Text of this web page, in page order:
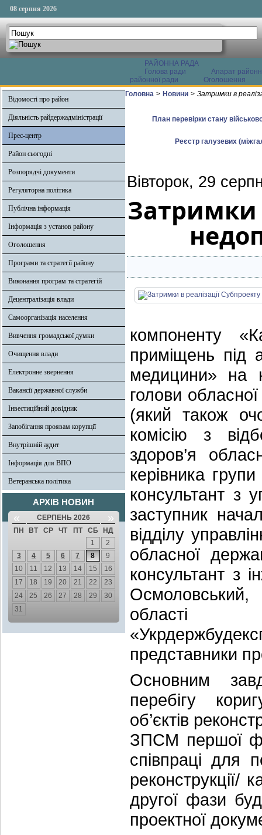
08 серпня 2026
РАЙОННА РАДА
Голова ради
Апарат
районної ради
Оголошення
Відомості про район
Діяльність райдержадміністрації
Прес-центр
Район сьогодні
Розпорядчі документи
Регуляторна політика
Публічна інформація
Інформація з установ району
Оголошення
Програми та стратегії району
Виконання програм та стратегій
Децентралізація влади
Самоорганізація населення
Вивчення громадської думки
Очищення влади
Електронне звернення
Вакансії державної служби
Інвестиційний довідник
Запобігання проявам корупції
Внутрішній аудит
Інформація для ВПО
Ветеранська політика
АРХІВ НОВИН
« СЕРПЕНЬ 2026 »
ПН ВТ СР ЧТ ПТ СБ
НД
1
2
3
4 5 6 7 8
9
10
11 12 13 14 15
16
17
18 19 20 21 22
23
24
25 26 27 28 29
30
31
Головна > Новини > Затримки в
План перевірки стану
Реєстр галузевих
Вівторок, 29
Затримки
компоненту
приміщень під
медицини» на
голови
(який також
комісію з
здоров’я
керівника
консультант з
заступник
відділу
обласної
консультант з
області
представники
Основним
перебігу
об’єктів
ЗПСМ першої
співпраці для
реконструкції/
другої фази
проектної